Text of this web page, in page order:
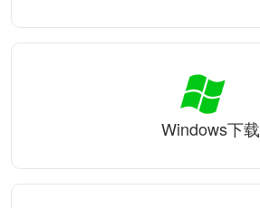
Windows下载